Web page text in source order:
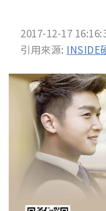
2017-12-17
引用來源: INSIDE